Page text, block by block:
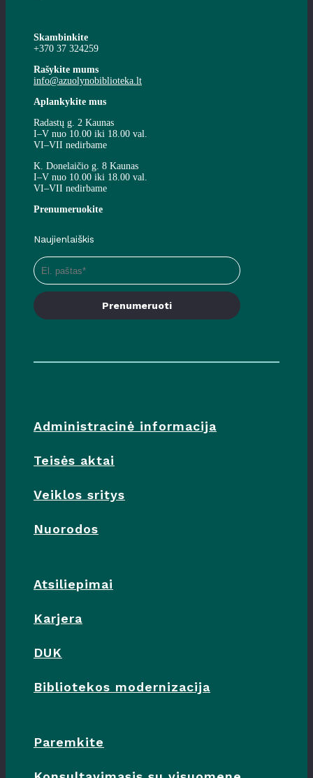
Skambinkite
+370 37 324259
Rašykite mums
info@azuolynobiblioteka.lt
Aplankykite mus
Radastų g. 2 Kaunas
I–V nuo 10.00 iki 18.00 val.
VI–VII nedirbame
K. Donelaičio g. 8 Kaunas
I–V nuo 10.00 iki 18.00 val.
VI–VII nedirbame
Prenumeruokite
Naujienlaiškis
Prenumeruoti
Administracinė informacija
Teisės aktai
Veiklos sritys
Nuorodos
Atsiliepimai
Karjera
DUK
Bibliotekos modernizacija
Paremkite